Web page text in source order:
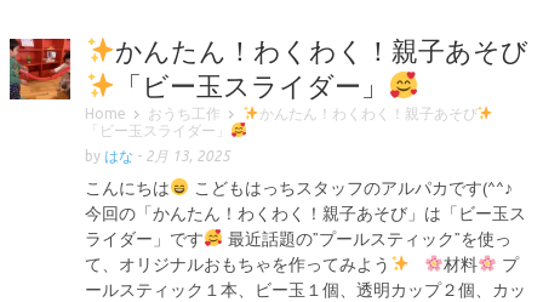
かんたん！わくわく！親子あそび
「ビー玉スライダー」
Home おうち工作
かんたん！わくわく！親子あそび
「ビー玉スライダー」
by はな - 2月 13, 2025
こんにちは
こどもはっちスタッフのアルパカです(^^♪
今回の「かんたん！わくわく！親子あそび」は「ビー玉ス
ライダー」です
最近話題の”プールスティック”を使っ
て、オリジナルおもちゃを作ってみよう
材料
プ
ールスティック１本、ビー玉１個、透明カップ２個、カッ